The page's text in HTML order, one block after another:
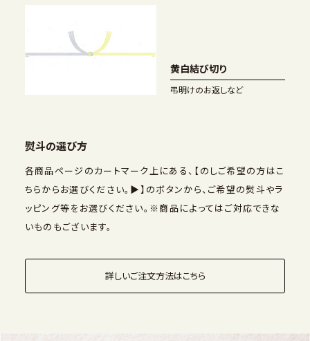
黄白結び切り
弔明けのお返しなど
熨斗の選び方
各商品ページのカートマーク上にある、【のしご希望の方はこ
ちらからお選びください。▶】のボタンから、ご希望の熨斗やラ
ッピング等をお選びください。※商品によってはご対応できな
いものもございます。
詳しいご注文方法はこちら